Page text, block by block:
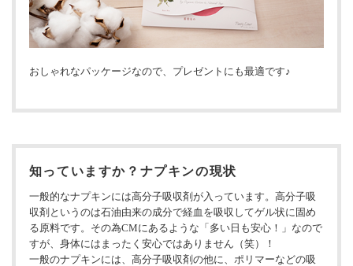
おしゃれなパッケージなので、プレゼントにも最適です♪
知っていますか？ナプキンの現状
一般的なナプキンには高分子吸収剤が入っています。高分子吸
収剤というのは石油由来の成分で経血を吸収してゲル状に固め
る原料です。その為CMにあるような「多い日も安心！」なので
すが、身体にはまったく安心ではありません（笑）！
一般のナプキンには、高分子吸収剤の他に、ポリマーなどの吸